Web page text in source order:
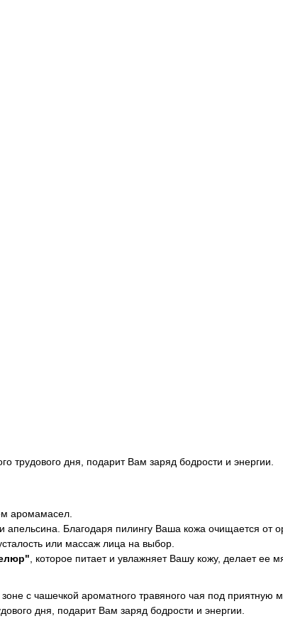
трудового дня, подарит Вам заряд бодрости и энергии.
аромамасел.
апельсина. Благодаря пилингу Ваша кожа очищается от
или массаж лица на выбор.
, которое питает и увлажняет Вашу кожу, делает ее
с чашечкой ароматного травяного чая под приятную
дня, подарит Вам заряд бодрости и энергии.